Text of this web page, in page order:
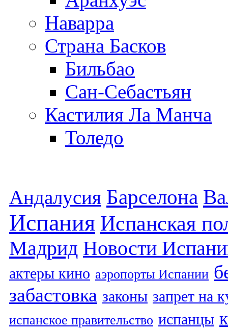
Наварра
Страна Басков
Бильбао
Сан-Себастьян
Кастилия Ла Манча
Толедо
Андалусия Барселона
Испания Испанская
Мадрид Новости
актеры кино аэропорты Испании
забастовка законы запрет на
испанское правительство испанцы